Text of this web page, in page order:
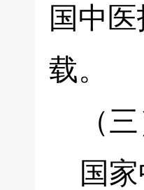
国中
载。
（三
国家